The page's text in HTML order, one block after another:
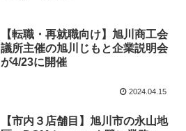
【転職・再就職向け】旭川商工会
議所主催の旭川じもと企業説明会
が4/23に開催
2024.04.15
【市内３店舗目】旭川市の永山地